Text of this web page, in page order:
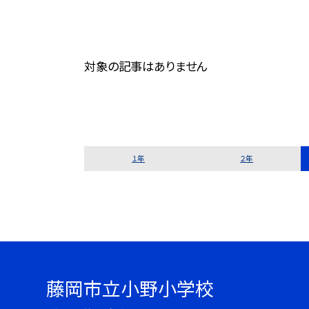
対象の記事はありません
１年 ２年
藤岡市立小野小学校